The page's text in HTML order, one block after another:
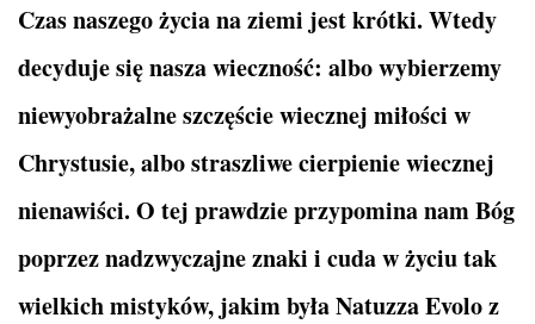
Czas naszego życia na ziemi jest krótki. Wtedy
decyduje się nasza wieczność: albo wybierzemy
niewyobrażalne szczęście wiecznej miłości w
Chrystusie, albo straszliwe cierpienie wiecznej
nienawiści. O tej prawdzie przypomina nam Bóg
poprzez nadzwyczajne znaki i cuda w życiu tak
wielkich mistyków, jakim była Natuzza Evolo z